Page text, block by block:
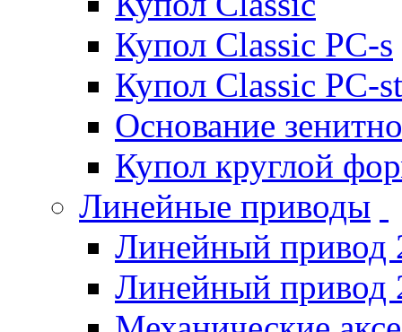
Купол Classic PC-s
Купол Classic PC-st
Основание
Купол круглой
Линейные приводы
Линейный привод
Линейный привод